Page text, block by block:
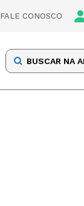
FALE CONOSCO